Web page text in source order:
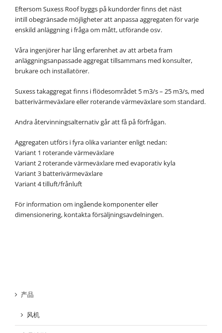
Eftersom Suxess Roof byggs på kundorder finns det näst
intill obegränsade möjligheter att anpassa aggregaten för varje
enskild anläggning i fråga om mått, utförande osv.
Våra ingenjörer har lång erfarenhet av att arbeta fram
anläggningsanpassade aggregat tillsammans med konsulter,
brukare och installatörer.
Suxess takaggregat finns i flödesområdet 5 m3/s – 25 m3/s, med
batterivärmeväxlare eller roterande värmeväxlare som standard.
Andra återvinningsalternativ går att få på förfrågan.
Aggregaten utförs i fyra olika varianter enligt nedan:
Variant 1 roterande värmeväxlare
Variant 2 roterande värmeväxlare med evaporativ kyla
Variant 3 batterivärmeväxlare
Variant 4 tilluft/frånluft
För information om ingående komponenter eller
dimensionering, kontakta försäljningsavdelningen.
产品
风机